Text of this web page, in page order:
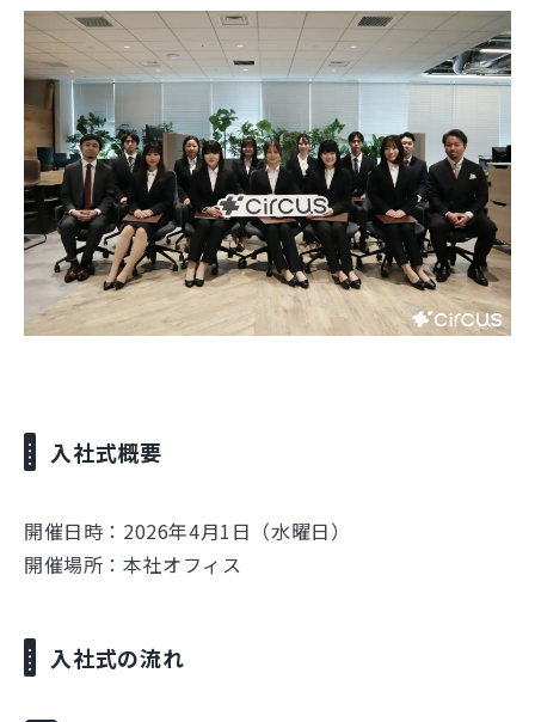
入社式概要
開催日時：2026年4月1日（水曜日）
開催場所：本社オフィス
入社式の流れ